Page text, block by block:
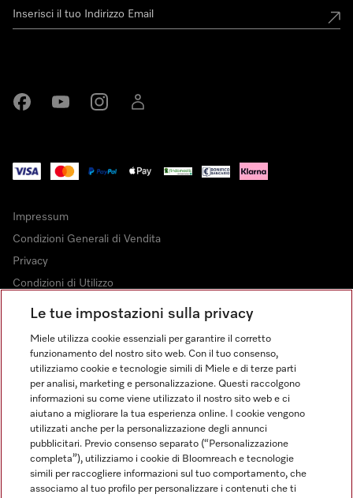
Impressum
Condizioni Generali di Vendita
Privacy
Condizioni di Utilizzo
Dichiarazione di Accessibilità
Legge sui servizi digitali
Impostazioni dei cookie
FINANZIAMENTO FINO A 50 MESI CON OPZIONE 10 E TASSO
ZERO
Le tue impostazioni sulla privacy
Miele utilizza cookie essenziali per garantire il corretto
funzionamento del nostro sito web. Con il tuo consenso,
utilizziamo cookie e tecnologie simili di Miele e di terze parti
per analisi, marketing e personalizzazione. Questi raccolgono
informazioni su come viene utilizzato il nostro sito web e ci
aiutano a migliorare la tua esperienza online. I cookie vengono
utilizzati anche per la personalizzazione degli annunci
pubblicitari. Previo consenso separato (“Personalizzazione
completa”), utilizziamo i cookie di Bloomreach e tecnologie
simili per raccogliere informazioni sul tuo comportamento, che
associamo al tuo profilo per personalizzare i contenuti che ti